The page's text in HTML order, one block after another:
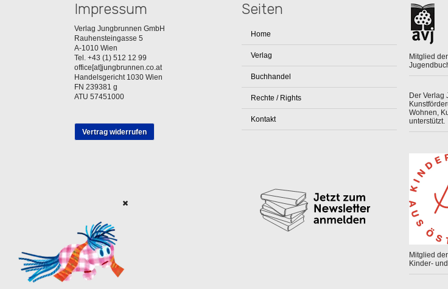
Impressum
Verlag Jungbrunnen GmbH
Rauhensteingasse 5
A-1010 Wien
Tel. +43 (1) 512 12 99
office[at]jungbrunnen.co.at
Handelsgericht 1030 Wien
FN 239381 g
ATU 57451000
Vertrag widerrufen
Seiten
Home
Verlag
Buchhandel
Rechte / Rights
Kontakt
Mitglied
Der Verlag
Wohnen,
unterstützt.
Mitglied
Kinder-